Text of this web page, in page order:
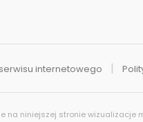
cen
internetowego
na niniejszej stronie wizualizacje